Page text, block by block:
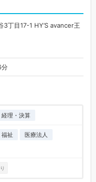
3丁目17-1 HY’S avancer王
経理・決算
祉
医療法人